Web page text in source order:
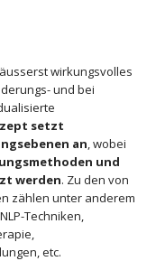
wirkungsvolles
und bei
setzt
an, wobei
und
werden. Zu den von
zählen unter anderem
Techniken,
etc.